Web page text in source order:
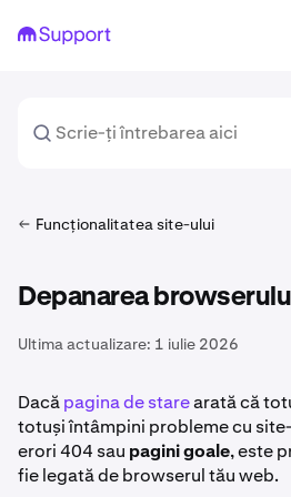
Funcționalitatea site-ului
Depanarea
Ultima actualizare: 1 iulie 2026
Dacăpagina de starearată că
totuși întâmpini probleme cu
erori 404 sau pagini goale, este
fie legată de browserul tău web.